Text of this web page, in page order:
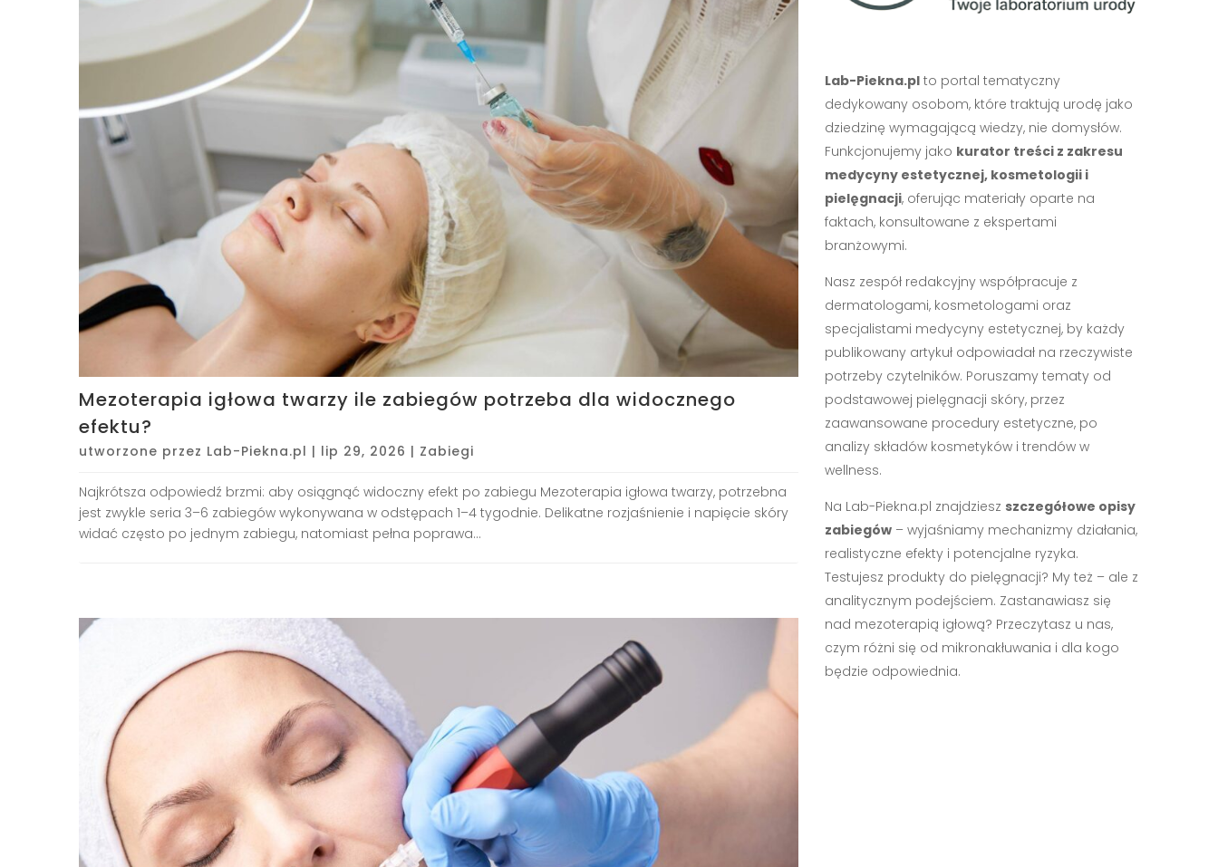
Mezoterapia igłowa twarzy ile zabiegów potrzeba dla widocznego
efektu?
utworzone przez Lab-Piekna.pl | lip 29, 2026 | Zabiegi
Najkrótsza odpowiedź brzmi: aby osiągnąć widoczny efekt po zabiegu Mezoterapia igłowa twarzy, potrzebna
jest zwykle seria 3–6 zabiegów wykonywana w odstępach 1–4 tygodnie. Delikatne rozjaśnienie i napięcie skóry
widać często po jednym zabiegu, natomiast pełna poprawa...
Lab-Piekna.plto portal tematyczny
dedykowany osobom, które traktują urodę jako
dziedzinę wymagającą wiedzy, nie domysłów.
Funkcjonujemy jako kurator treści z zakresu
medycyny estetycznej, kosmetologii i
pielęgnacji, oferując materiały oparte na
faktach, konsultowane z ekspertami
branżowymi.
Nasz zespół redakcyjny współpracuje z
dermatologami, kosmetologami oraz
specjalistami medycyny estetycznej, by każdy
publikowany artykuł odpowiadał na rzeczywiste
potrzeby czytelników. Poruszamy tematy od
podstawowej pielęgnacji skóry, przez
zaawansowane procedury estetyczne, po
analizy składów kosmetyków i trendów w
wellness.
Na Lab-Piekna.pl znajdziesz szczegółowe opisy
zabiegów– wyjaśniamy mechanizmy działania,
realistyczne efekty i potencjalne ryzyka.
Testujesz produkty do pielęgnacji? My też – ale z
analitycznym podejściem. Zastanawiasz się
nad mezoterapią igłową? Przeczytasz u nas,
czym różni się od mikronakłuwania i dla kogo
będzie odpowiednia.